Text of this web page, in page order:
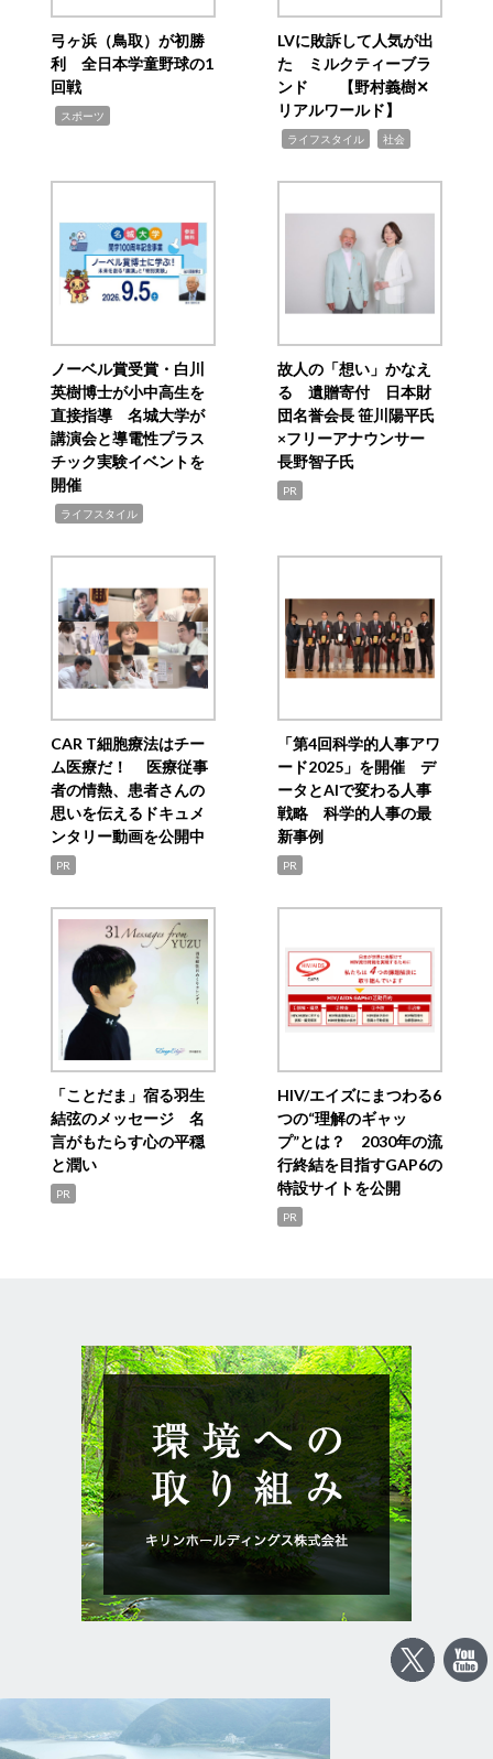
弓ヶ浜（鳥取）が初勝
利 全日本学童野球の1
回戦
スポーツ
LVに敗訴して人気が出
た ミルクティーブラ
ンド 【野村義樹✕
リアルワールド】
ライフスタイル 社会
ノーベル賞受賞・白川
英樹博士が小中高生を
直接指導 名城大学が
講演会と導電性プラス
チック実験イベントを
開催
ライフスタイル
故人の「想い」かなえ
る 遺贈寄付 日本財
団名誉会長 笹川陽平氏
×フリーアナウンサー
長野智子氏
PR
CAR T細胞療法はチー
ム医療だ！ 医療従事
者の情熱、患者さんの
思いを伝えるドキュメ
ンタリー動画を公開中
PR
「第4回科学的人事アワ
ード2025」を開催 デ
ータとAIで変わる人事
戦略 科学的人事の最
新事例
PR
「ことだま」宿る羽生
結弦のメッセージ 名
言がもたらす心の平穏
と潤い
PR
HIV/エイズにまつわる6
つの“理解のギャッ
プ”とは？ 2030年の流
行終結を目指すGAP6の
特設サイトを公開
PR